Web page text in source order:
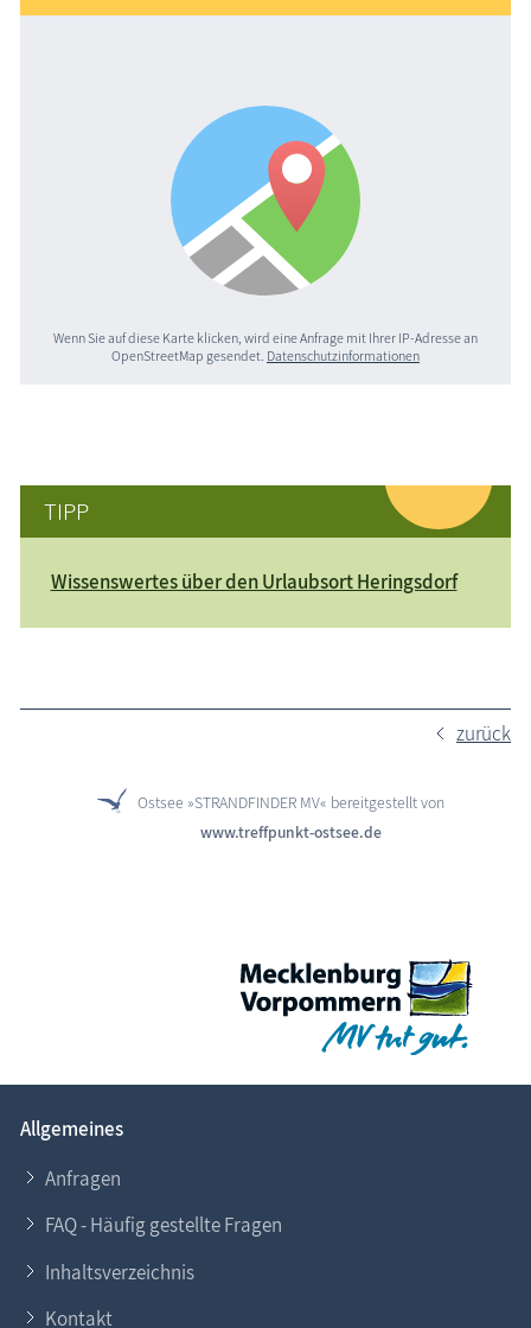
Wenn Sie auf diese Karte klicken, wird eine Anfrage mit Ihrer IP-Adresse an
OpenStreetMap gesendet. Datenschutzinformationen
TIPP
Wissenswertes über den Urlaubsort Heringsdorf
zurück
Ostsee »STRANDFINDER MV« bereitgestellt von
www.treffpunkt-ostsee.de
Allgemeines
Anfragen
FAQ - Häufig gestellte Fragen
Inhaltsverzeichnis
Kontakt